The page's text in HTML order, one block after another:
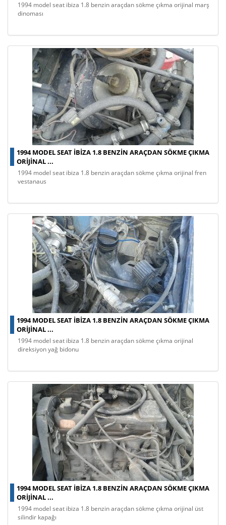
1994 model seat ibiza 1.8 benzin araçdan sökme çıkma orijinal marş
dinoması
1994 MODEL SEAT IBIZA 1.8 BENZIN ARAÇDAN SÖKME ÇIKMA
ORIJINAL ...
1994 model seat ibiza 1.8 benzin araçdan sökme çıkma orijinal fren
vestanaus
1994 MODEL SEAT IBIZA 1.8 BENZIN ARAÇDAN SÖKME ÇIKMA
ORIJINAL ...
1994 model seat ibiza 1.8 benzin araçdan sökme çıkma orijinal
direksiyon yağ bidonu
1994 MODEL SEAT IBIZA 1.8 BENZIN ARAÇDAN SÖKME ÇIKMA
ORIJINAL ...
1994 model seat ibiza 1.8 benzin araçdan sökme çıkma orijinal üst
silindir kapağı